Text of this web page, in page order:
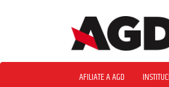
AFILIATE A AGD